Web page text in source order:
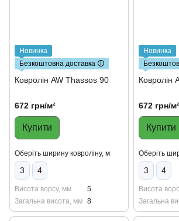
Новинка
Безкоштовна доставка 🛈
Ковролін AW Thassos 90
672 грн/м²
Купити
Оберіть ширину ковроліну, м
3 4
Висота ворсу, мм
5
Загальна висота, мм 8
Новинка
Ковролін
672 грн/м²
Купити
Оберіть
3 4
Висота
Загальна